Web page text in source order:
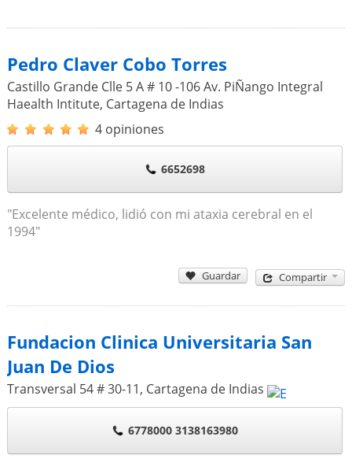
Pedro Claver Cobo Torres
Castillo Grande Clle 5 A # 10 -106 Av. PiÑango Integral
Haealth Intitute, Cartagena de Indias
4 opiniones
6652698
"Excelente médico, lidió con mi ataxia cerebral en el
1994"
Guardar Compartir
Fundacion Clinica Universitaria San
Juan De Dios
Transversal 54 # 30-11, Cartagena de Indias
6778000 3138163980